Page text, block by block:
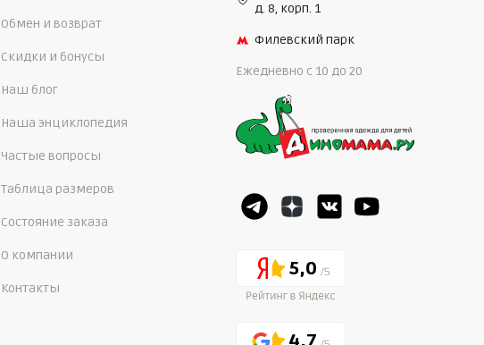
Обмен и возврат
Скидки и бонусы
Наш блог
Наша энциклопедия
Частые вопросы
Таблица размеров
Состояние заказа
О компании
Контакты
д. 8, корп. 1
Филевский парк
Ежедневно c 10 до 20
5,0